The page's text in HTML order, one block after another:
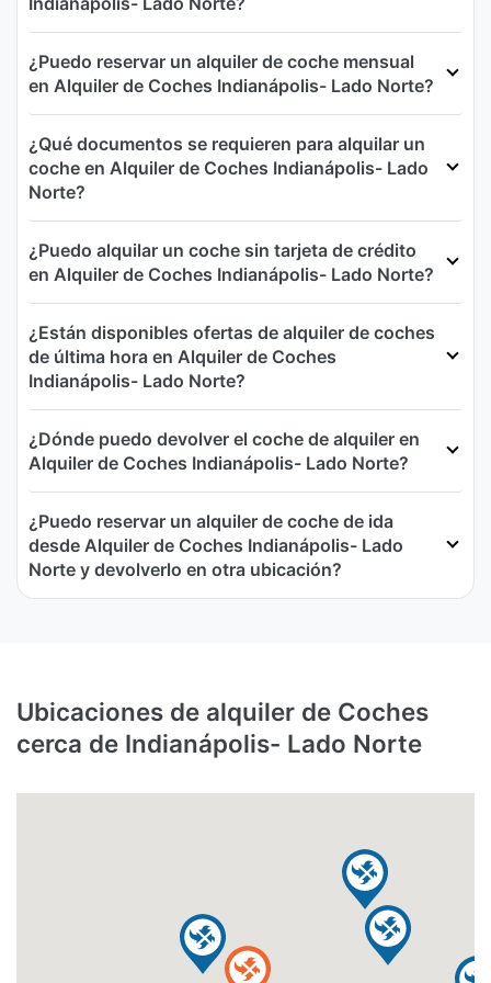
¿Puedo reservar un alquiler de coche mensual
en Alquiler de Coches Indianápolis- Lado Norte?
¿Qué documentos se requieren para alquilar un
coche en Alquiler de Coches Indianápolis- Lado
Norte?
¿Puedo alquilar un coche sin tarjeta de crédito
en Alquiler de Coches Indianápolis- Lado Norte?
¿Están disponibles ofertas de alquiler de coches
de última hora en Alquiler de Coches
Indianápolis- Lado Norte?
¿Dónde puedo devolver el coche de alquiler en
Alquiler de Coches Indianápolis- Lado Norte?
¿Puedo reservar un alquiler de coche de ida
desde Alquiler de Coches Indianápolis- Lado
Norte y devolverlo en otra ubicación?
Ubicaciones de alquiler de Coches
cerca de Indianápolis- Lado Norte